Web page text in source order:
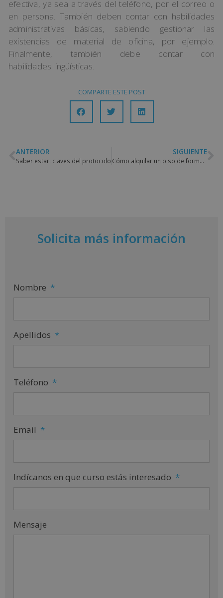
efectiva, ya sea a través del teléfono, por el correo o
en persona. También deben contar con habilidades
administrativas básicas, sabiendo gestionar las
existencias de material de oficina, por ejemplo.
Finalmente, también debe contar con
habilidades lingüísticas.
COMPARTE ESTE POST
ANTERIOR
Saber estar: claves del protocolo
SIGUIENTE
Cómo alquilar un piso de forma segura
Solicita más información
Nombre *
Apellidos *
Teléfono *
Email *
Indícanos en que curso estás interesado *
Mensaje